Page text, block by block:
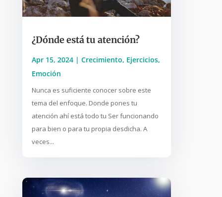
¿Dónde está tu atención?
Apr 15, 2024| Crecimiento, Ejercicios,
Emoción
Nunca es suficiente conocer sobre este
tema del enfoque. Donde pones tu
atención ahí está todo tu Ser funcionando
para bien o para tu propia desdicha. A
veces...